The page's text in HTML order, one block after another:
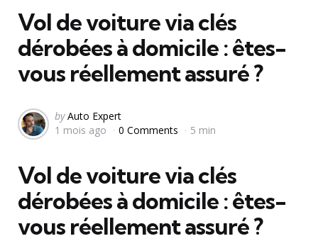
Vol de voiture via clés
dérobées à domicile : êtes-
vous réellement assuré ?
Posted
by
by Auto Expert
1 mois ago
0 Comments 5 min
Vol de voiture via clés
dérobées à domicile : êtes-
vous réellement assuré ?